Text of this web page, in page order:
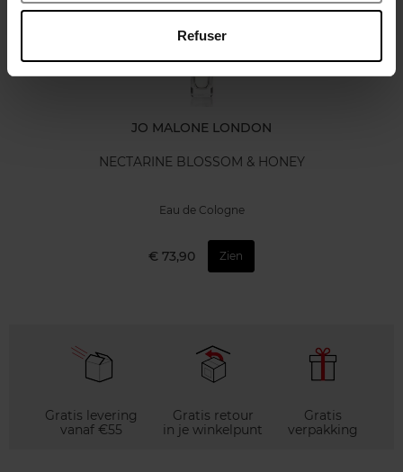
Refuser
JO MALONE LONDON
NECTARINE BLOSSOM & HONEY
Eau de Cologne
€ 73,90 Zien
Gratis levering
vanaf €55
Gratis retour
in je winkelpunt
Gratis
verpakking